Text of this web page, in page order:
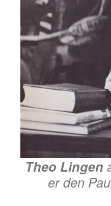
Theo Lingen
er den